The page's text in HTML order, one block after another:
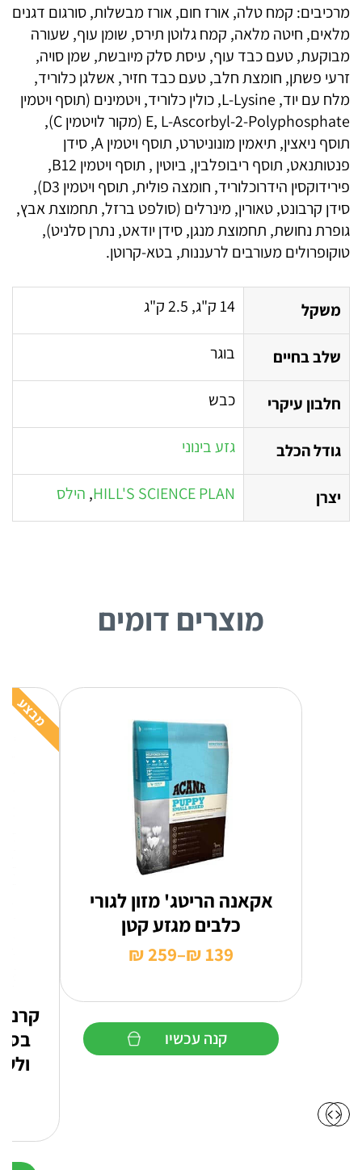
מרכיבים: קמח טלה, אורז חום, אורז מבשלות, סורגום דגנים
מלאים, חיטה מלאה, קמח גלוטן תירס, שומן עוף, שעורה
מבוקעת, טעם כבד עוף, עיסת סלק מיובשת, שמן סויה,
זרעי פשתן, חומצת חלב, טעם כבד חזיר, אשלגן כלוריד,
מלח עם יוד, L-Lysine, כולין כלוריד, ויטמינים (תוסף ויטמין
E, L-Ascorbyl-2-Polyphosphate (מקור לויטמין C),
תוסף ניאצין, תיאמין מונוניטרט, תוסף ויטמין A, סידן
פנטותנאט, תוסף ריבופלבין, ביוטין , תוסף ויטמין B12,
פירידוקסין הידרוכלוריד, חומצה פולית, תוסף ויטמין D3),
סידן קרבונט, טאורין, מינרלים (סולפט ברזל, תחמוצת אבץ,
גופרת נחושת, תחמוצת מנגן, סידן יודאט, נתרן סלניט),
טוקופרולים מעורבים לרעננות, בטא-קרוטן.
משקל 14 ק"ג, 2.5 ק"ג
שלב בחיים בוגר
חלבון עיקרי כבש
גודל הכלב גזע בינוני
יצרן HILL'S SCIENCE PLAN
, הילס
מוצרים דומים
אקאנה הריטג' מזון לגורי
כלבים מגזע קטן
₪ 139
–
₪259
טווח
עד
⁦₪ 259⁩
קנה עכשיו
מבצע